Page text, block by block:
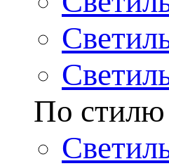
По стилю